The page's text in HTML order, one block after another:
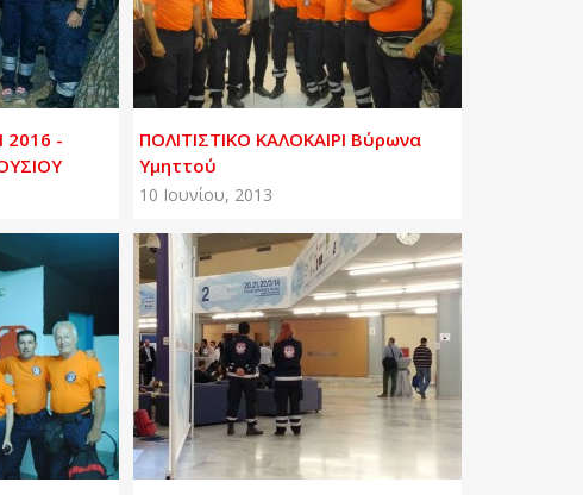
2016 -
ΠΟΛΙΤΙΣΤΙΚΟ ΚΑΛΟΚΑΙΡΙ Βύρωνα
Υμηττού
10 Ιουνίου, 2013